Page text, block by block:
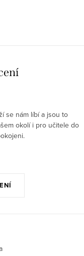
se nám líbí a jsou to
okolí i pro učitele do